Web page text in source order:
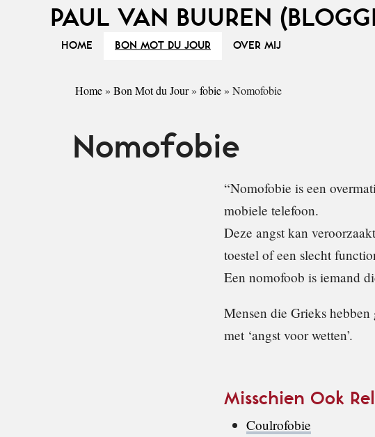
PAUL VAN BUUREN
HOME BON MOT DU JOUR OVER MIJ
Home » Bon Mot du Jour» fobie » Nomofobie
Nomofobie
“Nomofobie is een
mobiele telefoon.
Deze angst kan
toestel of een slecht
Een nomofoob is iemand
Mensen die Grieks
met ‘angst voor wetten’.
Misschien Ook
Coulrofobie